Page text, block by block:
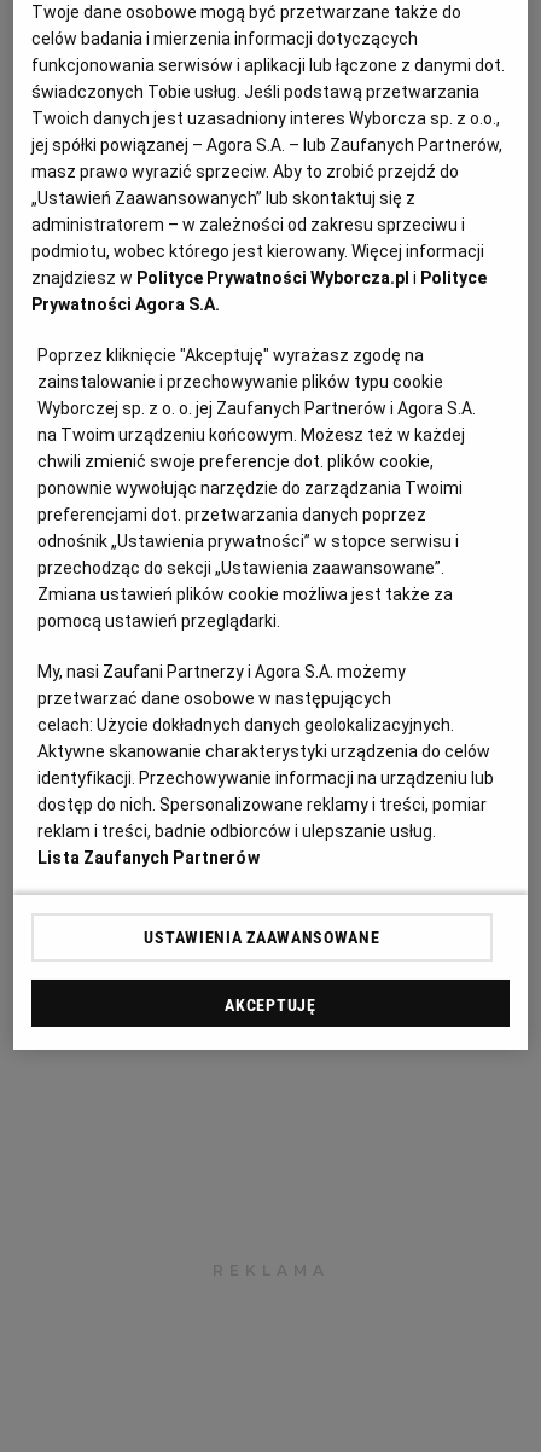
Pytanie:
Zamawiający prowadzi postępowanie naroboty
budowlanew trybieprzetargu nieograniczonegona
podstawie art. 10 ust. 1 i art. 39 ustawy z 29
stycznia 2004 r. – Prawo zamówień publicznych o
wartości poniżejprogów unijnych. Jako kryterium
oceny ofertzostały wskazane cena oferty brutto
80% oraz okres gwarancji 20%. W pierwotnym
formularzu oferty zamawiający wymagał, aby
wykonawcy wskazali okres udzielonej gwarancji (w
wymiarze minimalnym, tj. 24 miesiące, zostanie
przyznane 0 pkt. Natomiast zaoferowanie terminu
gwarancji poniżej 24 miesięcy spowoduje
odrzucenie takiej oferty jako niezgodnej z SIWZ.
Zaoferowany okres gwarancji nie może również być
dłuższy niż 60 miesięcy). Następnie zamawiający
dokonał modyfikacji treści SIWZ w przedmiocie
wyborze oferty – cena oferty brutto z wagą 100%,
natomiast okres gwarancji został ustalony w opisie
przedmiotu zamówienia na okres 36 miesięcy.
Jednocześnie zamawiający dokonał modyfikacji
treści formularza oferty, poprzez wykreślenie
wymogu wskazania okresu udzielonej gwarancji.
Jeden z wykonawców nie zauważył zmiany i złożył
pierwotną wersję formularza oferty, gdzie wskazał
okres gwarancji 60 miesięcy. Czy oferta podlega
odrzuceniu, czy też można poprawić błąd
wykonawcy?
Twoje dane osobowe mogą być przetwarzane także do
celów badania i mierzenia informacji dotyczących
funkcjonowania serwisów i aplikacji lub łączone z danymi dot.
świadczonych Tobie usług. Jeśli podstawą przetwarzania
Twoich danych jest uzasadniony interes Wyborcza sp. z o.o.,
jej spółki powiązanej – Agora S.A. – lub Zaufanych Partnerów,
masz prawo wyrazić sprzeciw. Aby to zrobić przejdź do
„Ustawień Zaawansowanych” lub skontaktuj się z
administratorem – w zależności od zakresu sprzeciwu i
podmiotu, wobec którego jest kierowany. Więcej informacji
znajdziesz w Polityce Prywatności Wyborcza.pl i Polityce
Prywatności Agora S.A.
Poprzez kliknięcie "Akceptuję" wyrażasz zgodę na
zainstalowanie i przechowywanie plików typu cookie
Wyborczej sp. z o. o. jej Zaufanych Partnerów i Agora S.A.
na Twoim urządzeniu końcowym. Możesz też w każdej
chwili zmienić swoje preferencje dot. plików cookie,
ponownie wywołując narzędzie do zarządzania Twoimi
preferencjami dot. przetwarzania danych poprzez
odnośnik „Ustawienia prywatności” w stopce serwisu i
przechodząc do sekcji „Ustawienia zaawansowane”.
Zmiana ustawień plików cookie możliwa jest także za
pomocą ustawień przeglądarki.
My, nasi Zaufani Partnerzy i Agora S.A. możemy
przetwarzać dane osobowe w następujących
celach:Użycie dokładnych danych geolokalizacyjnych.
Aktywne skanowanie charakterystyki urządzenia do celów
identyfikacji. Przechowywanie informacji na urządzeniu lub
dostęp do nich. Spersonalizowane reklamy i treści, pomiar
reklam i treści, badnie odbiorców i ulepszanie usług.
Lista Zaufanych Partnerów
USTAWIENIA ZAAWANSOWANE
AKCEPTUJĘ